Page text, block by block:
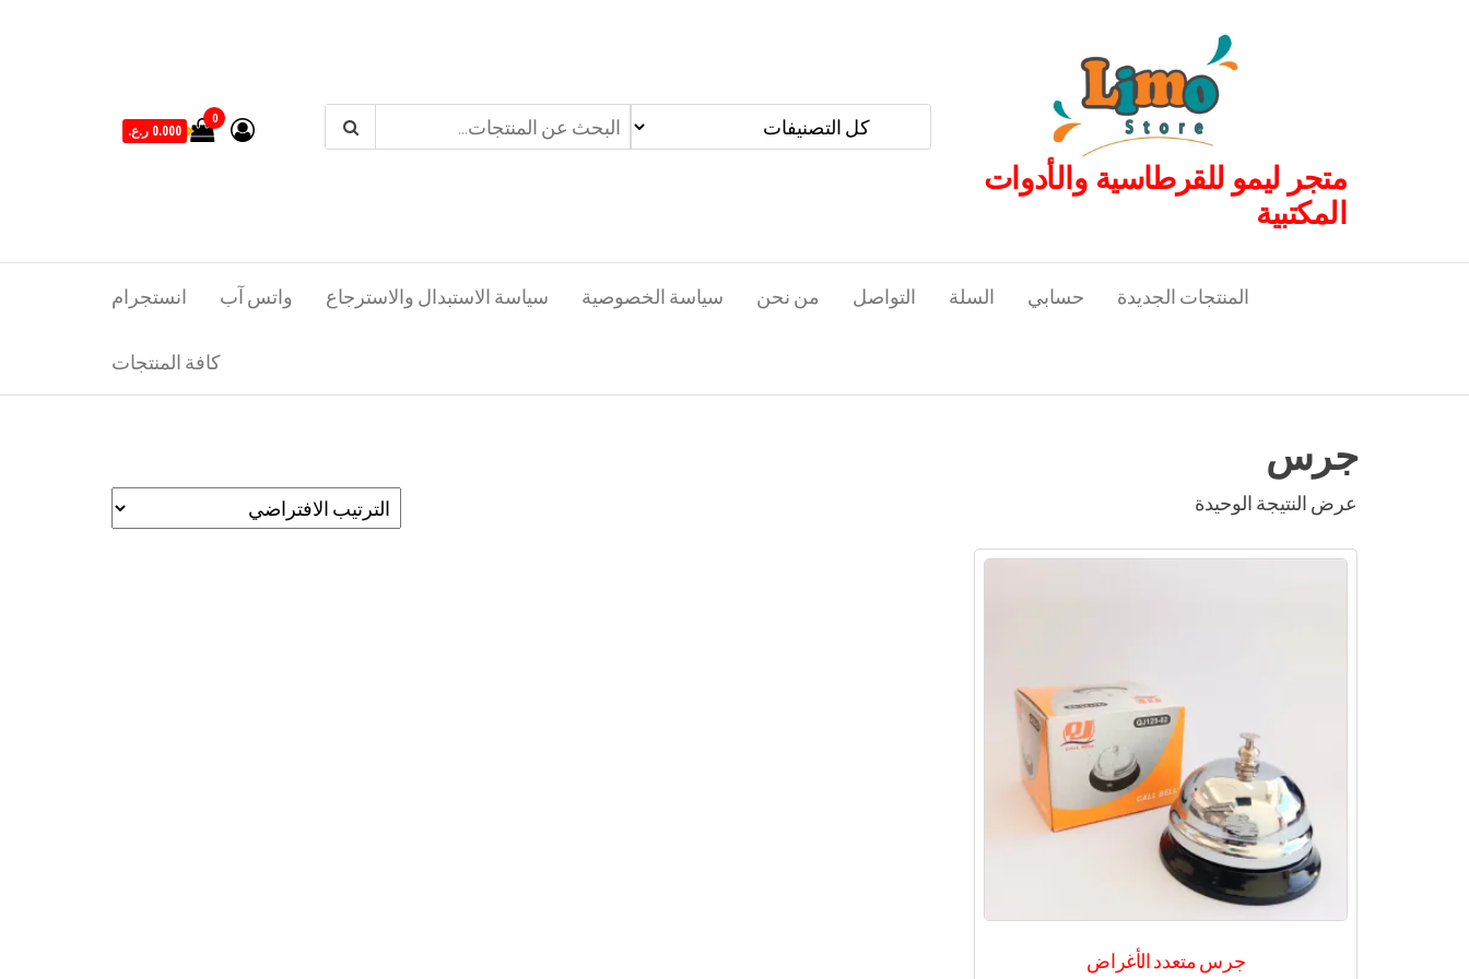
متجر ليمو للقرطاسية والأدوات
المكتبية
0
0.000 ر.ع.
انستجرام واتس آب سياسة الاستبدال والاسترجاع سياسة الخصوصية من نحن التواصل السلة حسابي المنتجات الجديدة
كافة المنتجات
جرس
عرض النتيجة الوحيدة
جرس متعدد الأغراض